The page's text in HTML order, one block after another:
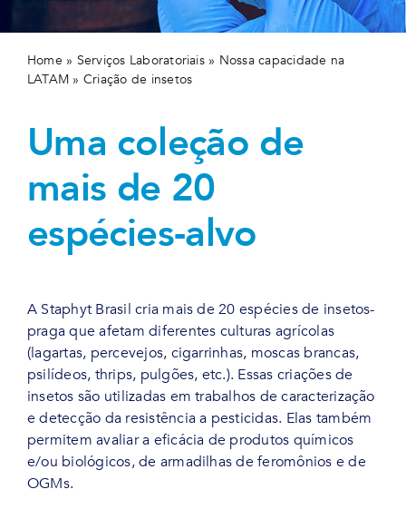
Home » Serviços Laboratoriais» Nossa capacidade na
LATAM » Criação de insetos
Uma coleção de
mais de 20
espécies-alvo
A Staphyt Brasil cria mais de 20 espécies de insetos-
praga que afetam diferentes culturas agrícolas
(lagartas, percevejos, cigarrinhas, moscas brancas,
psilídeos, thrips, pulgões, etc.). Essas criações de
insetos são utilizadas em trabalhos de caracterização
e detecção da resistência a pesticidas. Elas também
permitem avaliar a eficácia de produtos químicos
e/ou biológicos, de armadilhas de feromônios e de
OGMs.